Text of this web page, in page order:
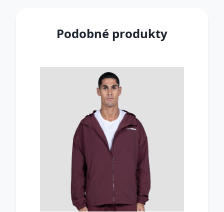
Podobné produkty